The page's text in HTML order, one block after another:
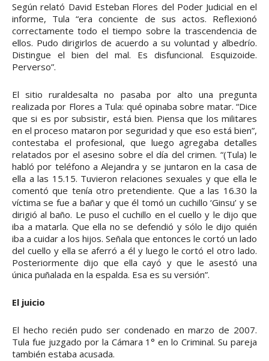
Según relató David Esteban Flores del Poder Judicial en el
informe, Tula “era conciente de sus actos. Reflexionó
correctamente todo el tiempo sobre la trascendencia de
ellos. Pudo dirigirlos de acuerdo a su voluntad y albedrío.
Distingue el bien del mal. Es disfuncional. Esquizoide.
Perverso”.
El sitio ruraldesalta no pasaba por alto una pregunta
realizada por Flores a Tula: qué opinaba sobre matar. “Dice
que si es por subsistir, está bien. Piensa que los militares
en el proceso mataron por seguridad y que eso está bien”,
contestaba el profesional, que luego agregaba detalles
relatados por el asesino sobre el día del crimen. “(Tula) le
habló por teléfono a Alejandra y se juntaron en la casa de
ella a las 15.15. Tuvieron relaciones sexuales y que ella le
comentó que tenía otro pretendiente. Que a las 16.30 la
víctima se fue a bañar y que él tomó un cuchillo ‘Ginsu’ y se
dirigió al baño. Le puso el cuchillo en el cuello y le dijo que
iba a matarla. Que ella no se defendió y sólo le dijo quién
iba a cuidar a los hijos. Señala que entonces le cortó un lado
del cuello y ella se aferró a él y luego le cortó el otro lado.
Posteriormente dijo que ella cayó y que le asestó una
única puñalada en la espalda. Esa es su versión”.
El juicio
El hecho recién pudo ser condenado en marzo de 2007.
Tula fue juzgado por la Cámara 1° en lo Criminal. Su pareja
también estaba acusada.